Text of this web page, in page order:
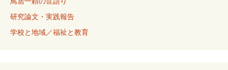
研究論文・実践報告
学校と地域／福祉と教育